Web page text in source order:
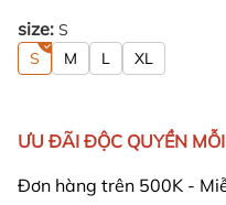
size: S
S
M L XL
ƯU ĐÃI ĐỘC QUYỀN
Đơn hàng trên 500K -